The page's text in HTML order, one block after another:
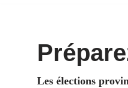
Les élections